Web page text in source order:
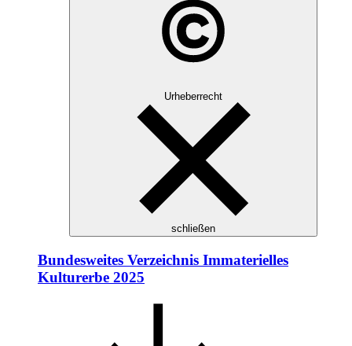
Urheberrecht
schließen
Bundesweites Verzeichnis Immaterielles
Kulturerbe 2025